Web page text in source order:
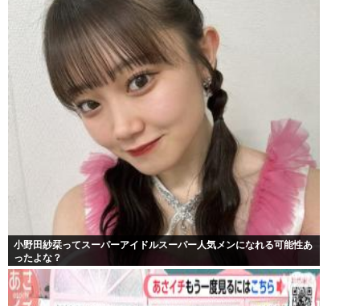
小野田紗栞ってスーパーアイドルスーパー人気メンになれる可能性あ
ったよな？